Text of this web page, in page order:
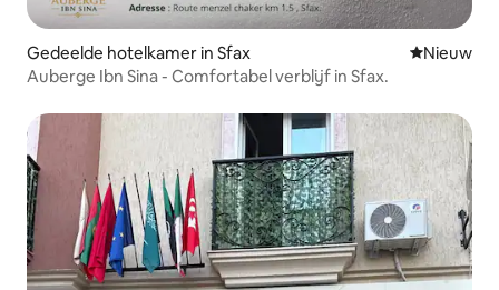
Gedeelde hotelkamer in Sfax Nieuwe
Nieuw
Auberge Ibn Sina - Comfortabel verblijf in Sfax.